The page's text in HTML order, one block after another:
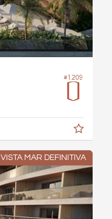
#1.209
VISTA MAR DEFINITIVA